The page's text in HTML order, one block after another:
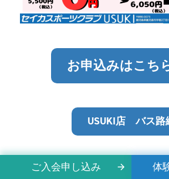
お申込みはこち
USUKI店 バス路
ご入会申し込み 体